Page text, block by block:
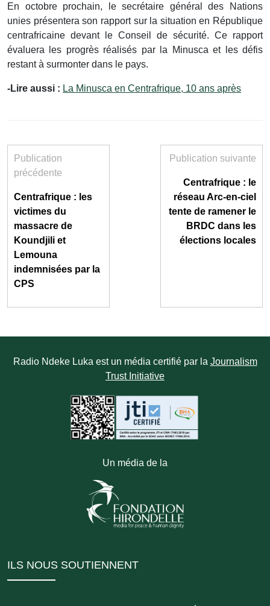
En octobre prochain, le secrétaire général des Nations
unies présentera son rapport sur la situation en République
centrafricaine devant le Conseil de sécurité. Ce rapport
évaluera les progrès réalisés par la Minusca et les défis
restant à surmonter dans le pays.
-Lire aussi : La Minusca en Centrafrique, 10 ans après
Publication
précédente
Centrafrique : les
victimes du
massacre de
Koundjili et
Lemouna
indemnisées par la
CPS
Publication suivante
Centrafrique : le
réseau Arc-en-ciel
tente de ramener le
BRDC dans les
élections locales
Radio Ndeke Luka est un média certifié par la Journalism
Trust Initiative
Un média de la
ILS NOUS SOUTIENNENT